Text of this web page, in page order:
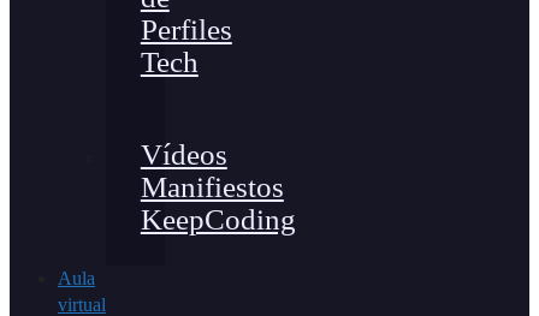
Perfiles
Tech
Vídeos
Manifiestos
KeepCoding
Aula
virtual